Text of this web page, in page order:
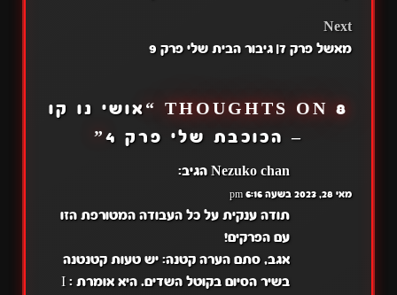
Next
מאשל פרק 7| גיבור הבית שלי פרק 9
8 THOUGHTS ON “
אושי נו קו
– הכוכבת שלי פרק 4
”
Nezuko chan הגיב:
מאי 28, 2023 בשעה 6:16 pm
תודה ענקית על כל העבודה המטורפת הזו
עם הפרקים!
אגב, סתם הערה קטנה: יש טעות קטנטנה
בשיר הסיום בקוטל השדים. היא אומרת : I